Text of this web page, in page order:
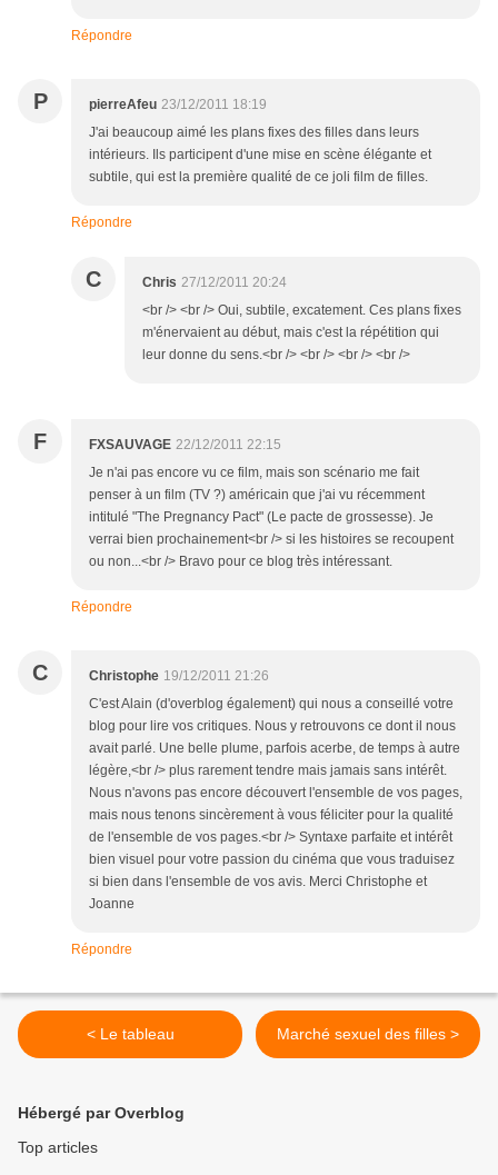
Répondre
P pierreAfeu 23/12/2011 18:19
J'ai beaucoup aimé les plans fixes des filles dans leurs
intérieurs. Ils participent d'une mise en scène élégante et
subtile, qui est la première qualité de ce joli film de filles.
Répondre
C Chris 27/12/2011 20:24
<br /> <br /> Oui, subtile, excatement. Ces plans fixes
m'énervaient au début, mais c'est la répétition qui
leur donne du sens.<br /> <br /> <br /> <br />
F FXSAUVAGE 22/12/2011 22:15
Je n'ai pas encore vu ce film, mais son scénario me fait
penser à un film (TV ?) américain que j'ai vu récemment
intitulé "The Pregnancy Pact" (Le pacte de grossesse). Je
verrai bien prochainement<br /> si les histoires se recoupent
ou non...<br /> Bravo pour ce blog très intéressant.
Répondre
C Christophe 19/12/2011 21:26
C'est Alain (d'overblog également) qui nous a conseillé votre
blog pour lire vos critiques. Nous y retrouvons ce dont il nous
avait parlé. Une belle plume, parfois acerbe, de temps à autre
légère,<br /> plus rarement tendre mais jamais sans intérêt.
Nous n'avons pas encore découvert l'ensemble de vos pages,
mais nous tenons sincèrement à vous féliciter pour la qualité
de l'ensemble de vos pages.<br /> Syntaxe parfaite et intérêt
bien visuel pour votre passion du cinéma que vous traduisez
si bien dans l'ensemble de vos avis. Merci Christophe et
Joanne
Répondre
< Le tableau Marché sexuel des filles >
Hébergé par Overblog
Top articles